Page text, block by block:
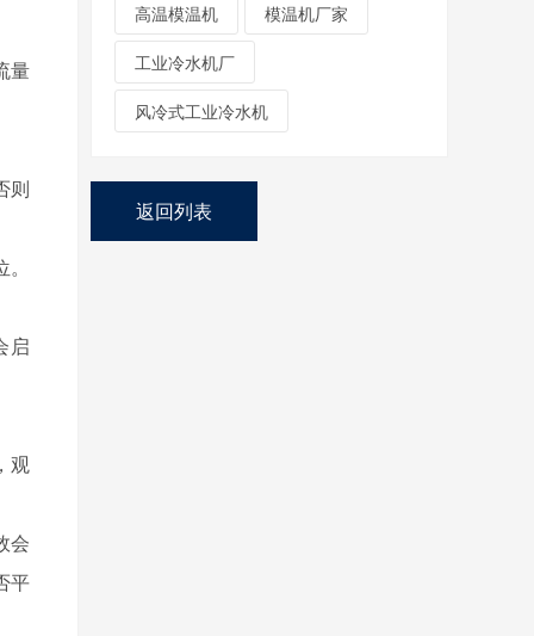
量
则
启
观
会
平
高温模温机 模温机厂家
工业冷水机厂
风冷式工业冷水机
返回列表